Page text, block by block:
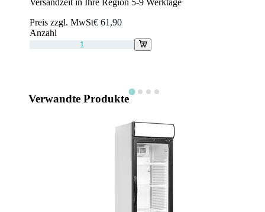
Preis zzgl. MwSt€ 61,90
Anzahl
Verwandte Produkte